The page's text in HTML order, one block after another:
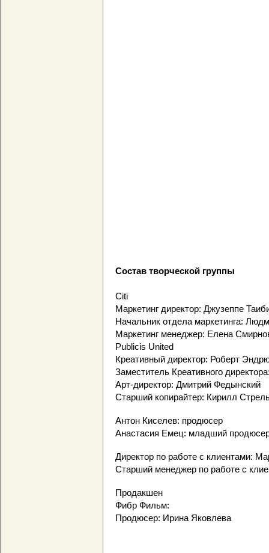
Состав творческой группы
Citi
Маркетинг директор: Джузеппе
Начальник отдела маркетинга:
Маркетинг менеджер: Елена
Publicis United
Креативный директор: Роберт
Заместитель Креативного
Арт-директор: Дмитрий Федынский
Старший копирайтер: Кирилл
Антон Киселев: продюсер
Анастасия Емец: младший
Директор по работе с клиентами:
Старший менеджер по работе с
Продакшен
Фибр Фильм:
Продюсер: Ирина Яковлева